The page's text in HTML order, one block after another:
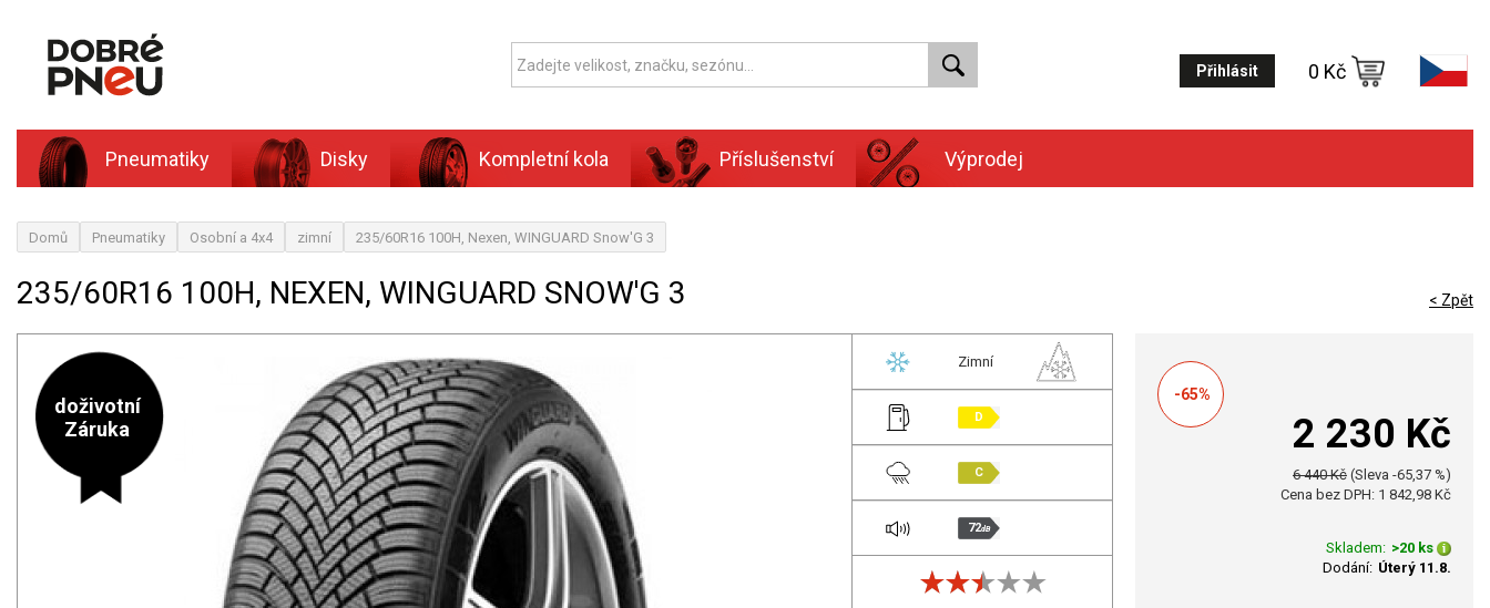
Přihlásit 0 Kč
Pneumatiky Disky Kompletní kola Příslušenství Výprodej
Domů Pneumatiky Osobní a 4x4 zimní 235/60R16 100H, Nexen, WINGUARD Snow'G 3
235/60R16 100H, NEXEN, WINGUARD SNOW'G 3 < Zpět
doživotní
Záruka
Zimní
D
C
72dB
-65%
2 230 Kč
6 440 Kč (Sleva -65,37 %)
Cena bez DPH: 1 842,98 Kč
Skladem: >20 ks
Dodání: Úterý 11.8.